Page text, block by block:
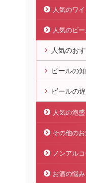
人気のワ
人気のビ
人気のお
ビールの
ビールの
人気の泡盛
その他の
ノンアル
お酒の悩